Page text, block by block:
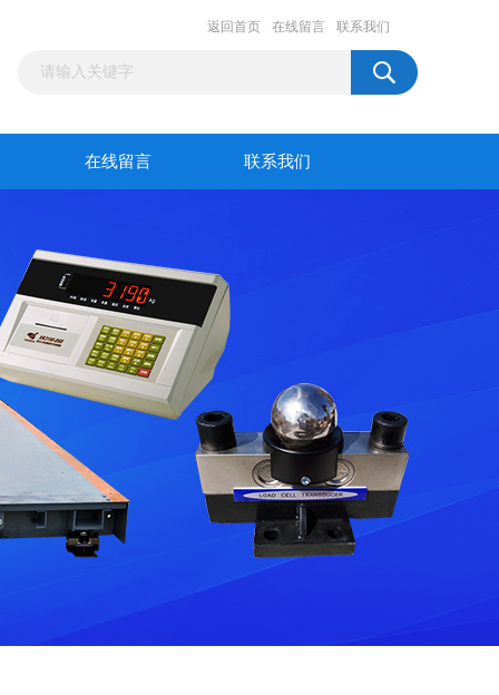
返回首页 在线留言 联系我们
在线留言 联系我们